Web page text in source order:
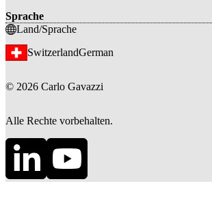
Sprache
Land/Sprache
SwitzerlandGerman
© 2026 Carlo Gavazzi
Alle Rechte vorbehalten.